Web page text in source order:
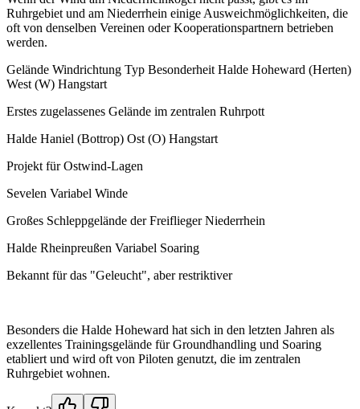
Ruhrgebiet und am Niederrhein einige Ausweichmöglichkeiten, die
oft von denselben Vereinen oder Kooperationspartnern betrieben
werden.
Gelände Windrichtung Typ Besonderheit Halde Hoheward (Herten)
West (W) Hangstart
Erstes zugelassenes Gelände im zentralen Ruhrpott
Halde Haniel (Bottrop) Ost (O) Hangstart
Projekt für Ostwind-Lagen
Sevelen Variabel Winde
Großes Schleppgelände der Freiflieger Niederrhein
Halde Rheinpreußen Variabel Soaring
Bekannt für das "Geleucht", aber restriktiver
Besonders die Halde Hoheward hat sich in den letzten Jahren als
exzellentes Trainingsgelände für Groundhandling und Soaring
etabliert und wird oft von Piloten genutzt, die im zentralen
Ruhrgebiet wohnen.